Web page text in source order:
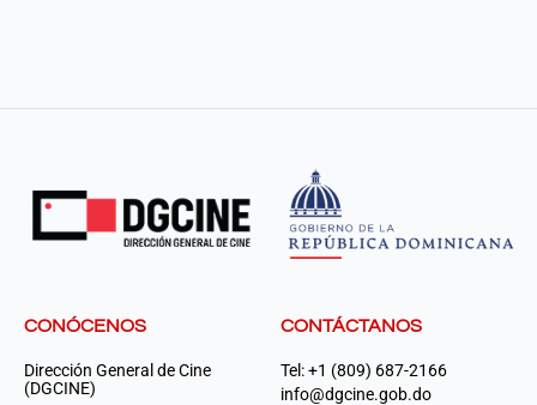
CONÓCENOS
Dirección General de Cine
(DGCINE)
CONTÁCTANOS
Tel: +1 (809) 687-2166
info@dgcine.gob.do